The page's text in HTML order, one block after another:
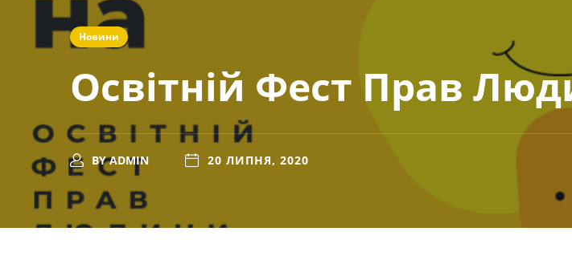
Новини
Освітній Фест Прав
BYADMIN 20 ЛИПНЯ, 2020